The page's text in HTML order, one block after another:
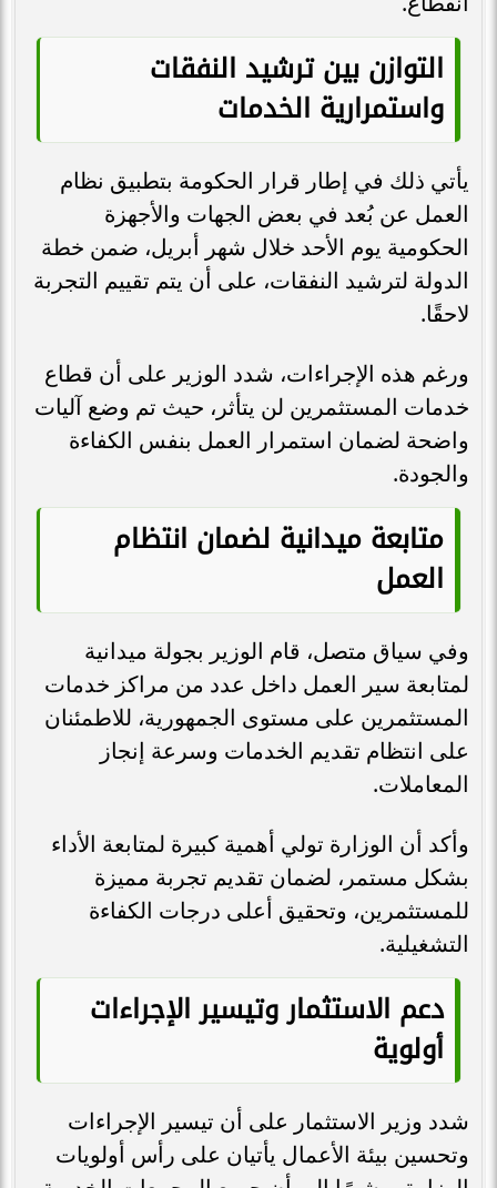
التوازن بين ترشيد النفقات
واستمرارية الخدمات
يأتي ذلك في إطار قرار الحكومة بتطبيق نظام
العمل عن بُعد في بعض الجهات والأجهزة
الحكومية يوم الأحد خلال شهر أبريل، ضمن خطة
الدولة لترشيد النفقات، على أن يتم تقييم التجربة
لاحقًا.
ورغم هذه الإجراءات، شدد الوزير على أن قطاع
خدمات المستثمرين لن يتأثر، حيث تم وضع آليات
واضحة لضمان استمرار العمل بنفس الكفاءة
والجودة.
متابعة ميدانية لضمان انتظام
العمل
وفي سياق متصل، قام الوزير بجولة ميدانية
لمتابعة سير العمل داخل عدد من مراكز خدمات
المستثمرين على مستوى الجمهورية، للاطمئنان
على انتظام تقديم الخدمات وسرعة إنجاز
المعاملات.
وأكد أن الوزارة تولي أهمية كبيرة لمتابعة الأداء
بشكل مستمر، لضمان تقديم تجربة مميزة
للمستثمرين، وتحقيق أعلى درجات الكفاءة
التشغيلية.
دعم الاستثمار وتيسير الإجراءات
أولوية
شدد وزير الاستثمار على أن تيسير الإجراءات
وتحسين بيئة الأعمال يأتيان على رأس أولويات